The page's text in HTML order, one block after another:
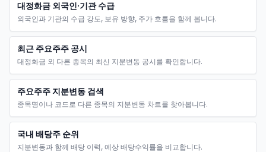
대정화금 외국인·기관 수급
외국인과 기관의 수급 강도, 보유 방향, 주가 흐름을 함께 봅니다.
최근 주요주주 공시
대정화금 외 다른 종목의 최신 지분변동 공시를 확인합니다.
주요주주 지분변동 검색
종목명이나 코드로 다른 종목의 지분변동 차트를 찾아봅니다.
국내 배당주 순위
지분변동과 함께 배당 이력, 예상 배당수익률을 비교합니다.